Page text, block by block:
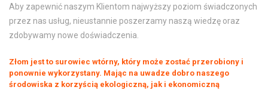
Aby zapewnić naszym Klientom najwyższy poziom świadczonych
przez nas usług, nieustannie poszerzamy naszą wiedzę oraz
zdobywamy nowe doświadczenia.
Złom jest to surowiec wtórny, który może zostać przerobiony i
ponownie wykorzystany. Mając na uwadze dobro naszego
środowiska z korzyścią ekologiczną, jak i ekonomiczną